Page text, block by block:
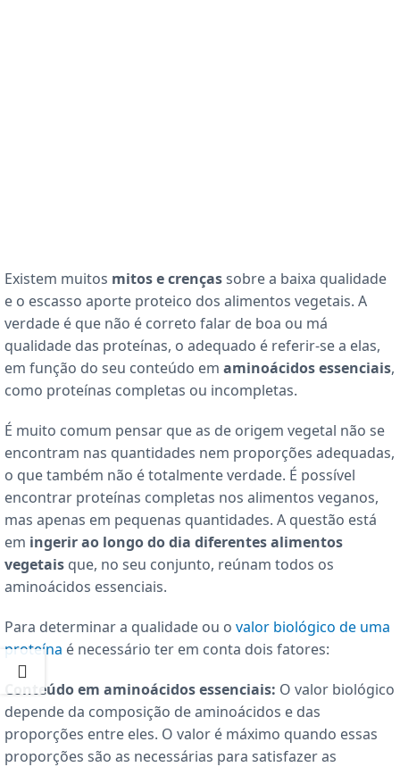
Existem muitos mitos e crençassobre a baixa qualidade
e o escasso aporte proteico dos alimentos vegetais. A
verdade é que não é correto falar de boa ou má
qualidade das proteínas, o adequado é referir-se a elas,
em função do seu conteúdo em aminoácidos essenciais,
como proteínas completas ou incompletas.
É muito comum pensar que as de origem vegetal não se
encontram nas quantidades nem proporções adequadas,
o que também não é totalmente verdade. É possível
encontrar proteínas completas nos alimentos veganos,
mas apenas em pequenas quantidades. A questão está
em ingerir ao longo do dia diferentes alimentos
vegetais que, no seu conjunto, reúnam todos os
aminoácidos essenciais.
Para determinar a qualidade ou o valor biológico de uma
proteína é necessário ter em conta dois fatores:
Conteúdo em aminoácidos essenciais: O valor biológico
depende da composição de aminoácidos e das
proporções entre eles. O valor é máximo quando essas
proporções são as necessárias para satisfazer as